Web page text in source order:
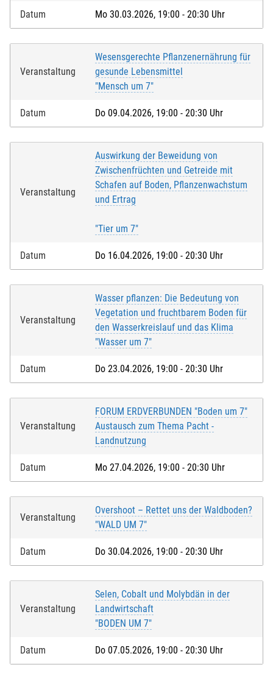
Datum Mo 30.03.2026, 19:00 - 20:30 Uhr
Veranstaltung
Wesensgerechte Pflanzenernährung für
gesunde Lebensmittel
"Mensch um 7"
Datum Do 09.04.2026, 19:00 - 20:30 Uhr
Veranstaltung
Auswirkung der Beweidung von
Zwischenfrüchten und Getreide mit
Schafen auf Boden, Pflanzenwachstum
und Ertrag
"Tier um 7"
Datum Do 16.04.2026, 19:00 - 20:30 Uhr
Veranstaltung
Wasser pflanzen: Die Bedeutung von
Vegetation und fruchtbarem Boden für
den Wasserkreislauf und das Klima
"Wasser um 7"
Datum Do 23.04.2026, 19:00 - 20:30 Uhr
Veranstaltung
FORUM ERDVERBUNDEN "Boden um 7"
Austausch zum Thema Pacht -
Landnutzung
Datum Mo 27.04.2026, 19:00 - 20:30 Uhr
Veranstaltung
Overshoot – Rettet uns der Waldboden?
"WALD UM 7"
Datum Do 30.04.2026, 19:00 - 20:30 Uhr
Veranstaltung
Selen, Cobalt und Molybdän in der
Landwirtschaft
"BODEN UM 7"
Datum Do 07.05.2026, 19:00 - 20:30 Uhr